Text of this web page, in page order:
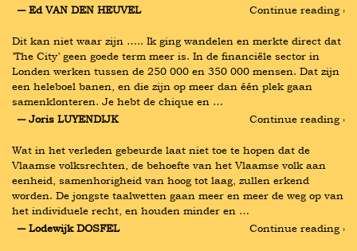
― Ed VAN DEN HEUVEL
Continue reading ›
Dit kan niet waar zijn ….. Ik ging wandelen en merkte direct dat
’The City’ geen goede term meer is. In de financiële sector in
Londen werken tussen de 250 000 en 350 000 mensen. Dat zijn
een heleboel banen, en die zijn op meer dan één plek gaan
samenklonteren. Je hebt de chique en …
― Joris LUYENDIJK
Continue reading ›
Wat in het verleden gebeurde laat niet toe te hopen dat de
Vlaamse volksrechten, de behoefte van het Vlaamse volk aan
eenheid, samenhorigheid van hoog tot laag, zullen erkend
worden. De jongste taalwetten gaan meer en meer de weg op van
het individuele recht, en houden minder en …
― Lodewijk DOSFEL
Continue reading ›